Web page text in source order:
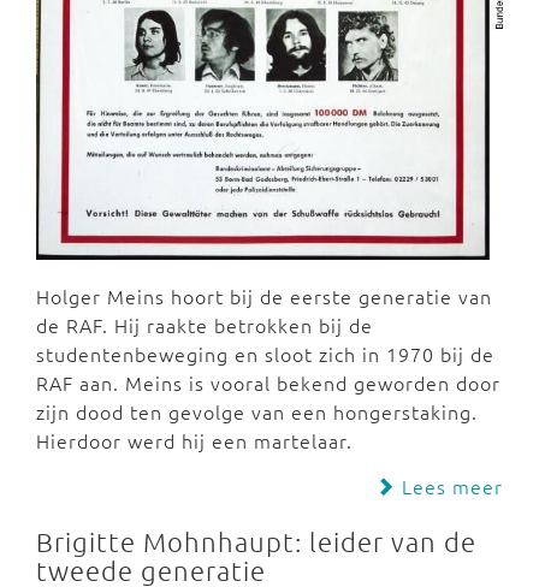
Holger Meins hoort bij de eerste generatie van
de RAF. Hij raakte betrokken bij de
studentenbeweging en sloot zich in 1970 bij de
RAF aan. Meins is vooral bekend geworden door
zijn dood ten gevolge van een hongerstaking.
Hierdoor werd hij een martelaar.
Lees meer
Brigitte Mohnhaupt: leider van de
tweede generatie